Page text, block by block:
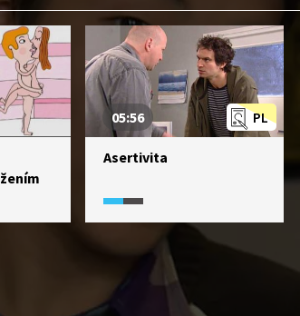
PL
05:56
Asertivita